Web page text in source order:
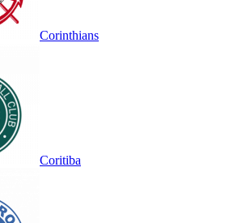
Corinthians
Coritiba